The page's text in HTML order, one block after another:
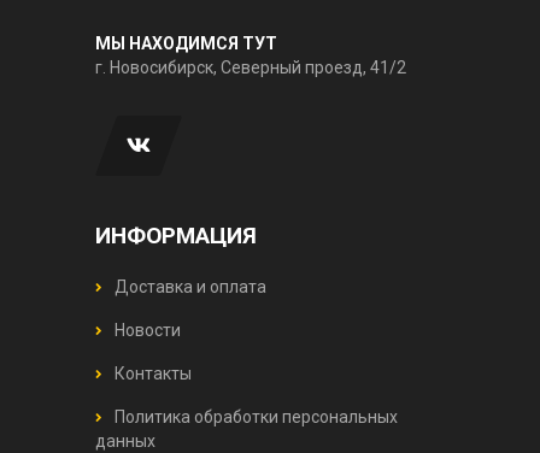
МЫ НАХОДИМСЯ ТУТ
г. Новосибирск, Северный проезд, 41/2
ИНФОРМАЦИЯ
Доставка и оплата
Новости
Контакты
Политика обработки персональных
данных